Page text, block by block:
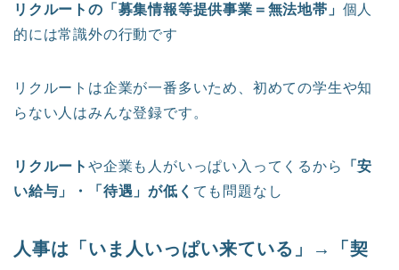
リクルートの「募集情報等提供事業＝無法地帯」 個人
的には常識外の行動です
リクルートは企業が一番多いため、初めての学生や知
らない人はみんな登録です。
リクルート や企業も人がいっぱい入ってくるから
「安
い給与」・「待遇」が低く ても問題なし
人事は「いま人いっぱい来ている」→「契